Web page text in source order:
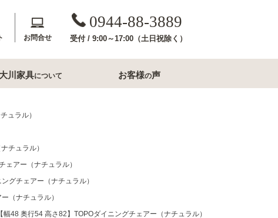
お問合せ
0944-88-3889
受付 / 9:00～17:00（土日祝除く）
ト内収納
すき間収納幅20cm台
大川家具について お客様の声
ュラル）
チュラル）
ェアー（ナチュラル）
グチェアー（ナチュラル）
（ナチュラル）
【幅48 奥行54 高さ82】TOPOダイニングチェアー（ナチュラル）